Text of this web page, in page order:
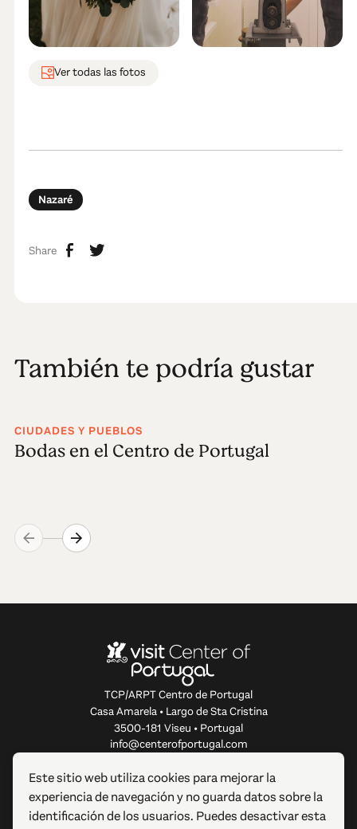
Ver todas las fotos
Nazaré
Share
También te podría gustar
CIUDADES Y PUEBLOS
Bodas en el Centro de Portugal
TCP/ARPT Centro de Portugal
Casa Amarela • Largo de Sta Cristina
3500-181 Viseu • Portugal
info@centerofportugal.com
SOBRE ESTE SITIO WEB
Este sitio web utiliza cookies para mejorar la
experiencia de navegación y no guarda datos sobre la
identificación de los usuarios. Puedes desactivar esta